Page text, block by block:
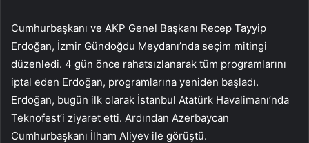
Cumhurbaşkanı ve AKP Genel Başkanı Recep Tayyip
Erdoğan, İzmir Gündoğdu Meydanı’nda seçim mitingi
düzenledi. 4 gün önce rahatsızlanarak tüm programlarını
iptal eden Erdoğan, programlarına yeniden başladı.
Erdoğan, bugün ilk olarak İstanbul Atatürk Havalimanı’nda
Teknofest’i ziyaret etti. Ardından Azerbaycan
Cumhurbaşkanı İlham Aliyev ile görüştü.